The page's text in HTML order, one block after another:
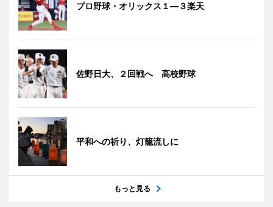
プロ野球・オリックス１―３楽天
佐野日大、２回戦へ 高校野球
平和への祈り、灯籠流しに
もっと見る